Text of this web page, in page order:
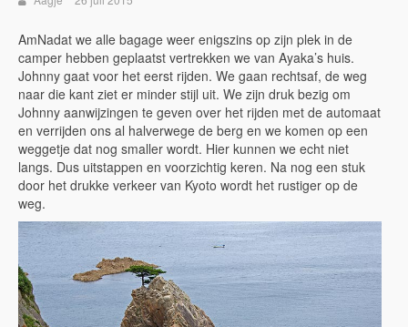
AmNadat we alle bagage weer enigszins op zijn plek in de
camper hebben geplaatst vertrekken we van Ayaka’s huis.
Johnny gaat voor het eerst rijden. We gaan rechtsaf, de weg
naar die kant ziet er minder stijl uit. We zijn druk bezig om
Johnny aanwijzingen te geven over het rijden met de automaat
en verrijden ons al halverwege de berg en we komen op een
weggetje dat nog smaller wordt. Hier kunnen we echt niet
langs. Dus uitstappen en voorzichtig keren. Na nog een stuk
door het drukke verkeer van Kyoto wordt het rustiger op de
weg.